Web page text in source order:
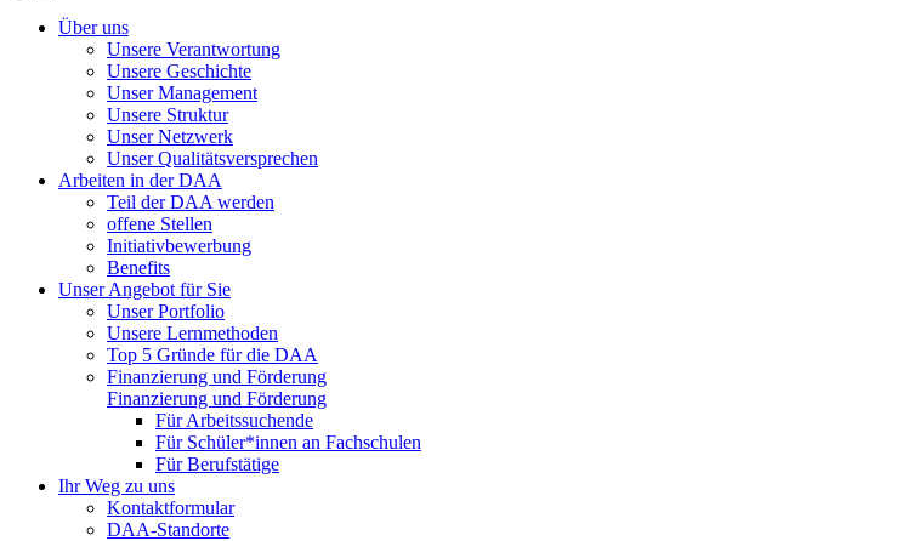
Über uns
Unsere Verantwortung
Unsere Geschichte
Unser Management
Unsere Struktur
Unser Netzwerk
Unser Qualitätsversprechen
Arbeiten in der DAA
Teil der DAA werden
offene Stellen
Initiativbewerbung
Benefits
Unser Angebot für Sie
Unser Portfolio
Unsere Lernmethoden
Top 5 Gründe für die DAA
Finanzierung und Förderung
Finanzierung und Förderung
Für Arbeitssuchende
Für Schüler*innen an Fachschulen
Für Berufstätige
Ihr Weg zu uns
Kontaktformular
DAA-Standorte